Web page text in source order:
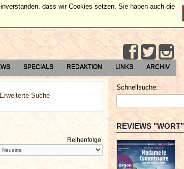
SPECIALS REDAKTION LINKS ARCHIV
Erweiterte Suche
Reihenfolge
Schnellsuche:
REVIEWS "WORT"
dass wir Cookies setzen. Sie haben auch die